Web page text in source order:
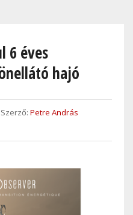
6 éves
hajó
Szerző: Petre András